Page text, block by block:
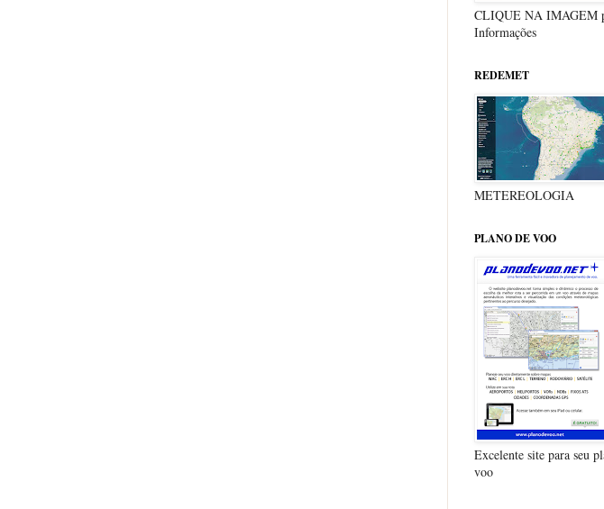
CLIQUE NA IMAGEM
Informações
REDEMET
METEREOLOGIA
PLANO DE VOO
Excelente site para seu
voo